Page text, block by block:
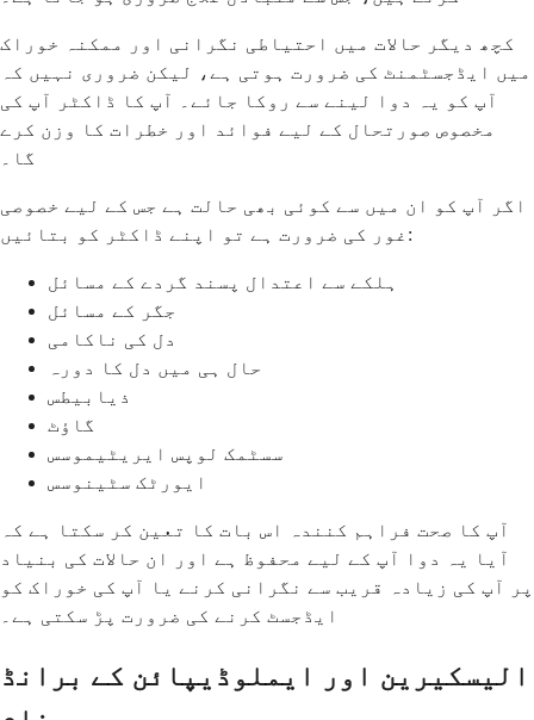
کچھ دیگر حالات میں احتیاطی نگرانی اور ممکنہ خوراک
میں ایڈجسٹمنٹ کی ضرورت ہوتی ہے، لیکن ضروری نہیں کہ
آپ کو یہ دوا لینے سے روکا جائے۔ آپ کا ڈاکٹر آپ کی
مخصوص صورتحال کے لیے فوائد اور خطرات کا وزن کرے
گا۔
اگر آپ کو ان میں سے کوئی بھی حالت ہے جس کے لیے خصوصی
غور کی ضرورت ہے تو اپنے ڈاکٹر کو بتائیں:
ہلکے سے اعتدال پسند گردے کے مسائل
جگر کے مسائل
دل کی ناکامی
حال ہی میں دل کا دورہ
ذیابیطس
گاؤٹ
سسٹمک لوپس ایریٹیموسس
ایورٹک سٹینوسس
آپ کا صحت فراہم کنندہ اس بات کا تعین کر سکتا ہے کہ
آیا یہ دوا آپ کے لیے محفوظ ہے اور ان حالات کی بنیاد
پر آپ کی زیادہ قریب سے نگرانی کرنے یا آپ کی خوراک کو
ایڈجسٹ کرنے کی ضرورت پڑ سکتی ہے۔
الیسکیرین اور ایملوڈیپائن کے برانڈ